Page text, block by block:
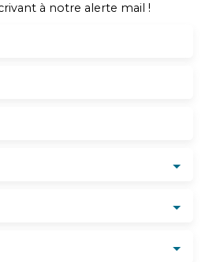
à notre alerte mail !